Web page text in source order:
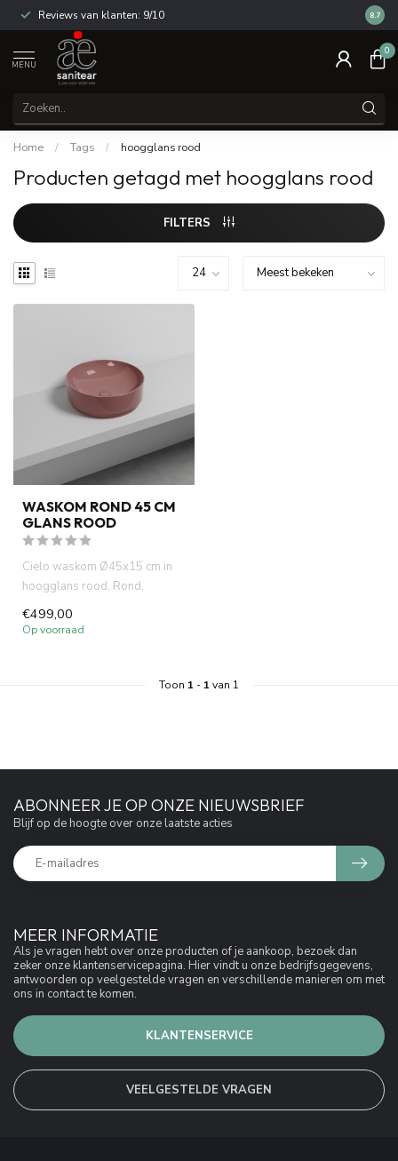
Reviews van klanten: 9/10 14
8.7
MENU
0
Home / Tags / hoogglans rood
Producten getagd met hoogglans rood
FILTERS
WASKOM ROND 45 CM
GLANS ROOD
Cielo waskom Ø45x15 cm in
hoogglans rood. Rond,
modern design van Italiaanse
top...
€499,00
Op voorraad
Toon 1 - 1 van 1
MEER INFORMATIE
Als je vragen hebt over onze producten of je aankoop, bezoek dan
zeker onze klantenservicepagina. Hier vindt u onze bedrijfsgegevens,
antwoorden op veelgestelde vragen en verschillende manieren om met
ons in contact te komen.
KLANTENSERVICE
VEELGESTELDE VRAGEN
ABONNEER JE OP ONZE NIEUWSBRIEF
Blijf op de hoogte over onze laatste acties